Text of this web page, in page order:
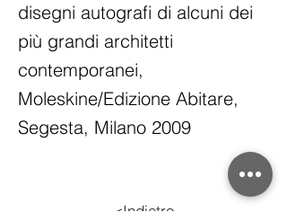
disegni autografi di alcuni dei
più grandi architetti
contemporanei,
Moleskine/Edizione Abitare,
Segesta, Milano 2009
<Indietro